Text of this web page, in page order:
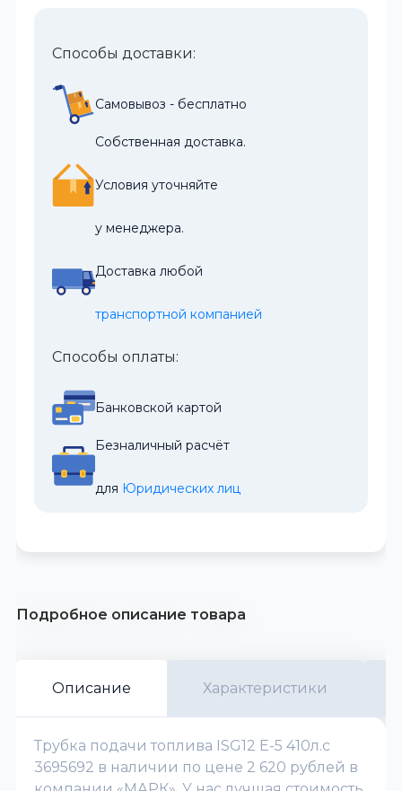
Способы доставки:
Самовывоз - бесплатно
Собственная доставка.
Условия уточняйте
у менеджера.
Доставка любой
транспортной компанией
Способы оплаты:
Банковской картой
Безналичный расчёт
для Юридических лиц
Подробное описание товара
Описание Характеристики
Трубка подачи топлива ISG12 Е-5 410л.с
3695692 в наличии по цене 2 620 рублей в